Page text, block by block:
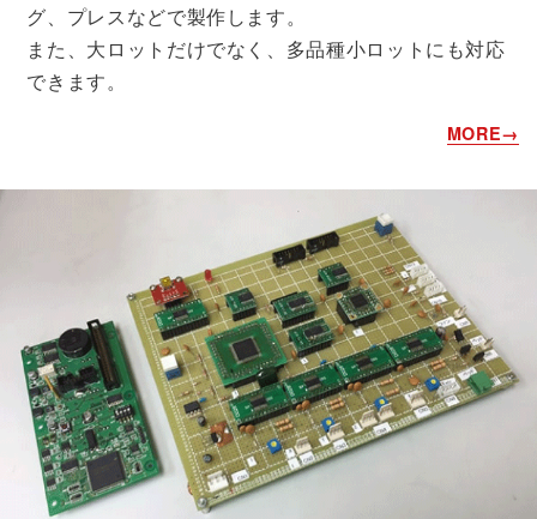
グ、プレスなどで製作します。
また、大ロットだけでなく、多品種小ロットにも対応
できます。